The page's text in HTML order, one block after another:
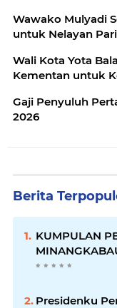
Wawako Mulyadi
untuk Nelayan
Wali Kota Yota
Kementan untuk
Gaji Penyuluh
2026
Berita
KUMPULAN
Presidenku